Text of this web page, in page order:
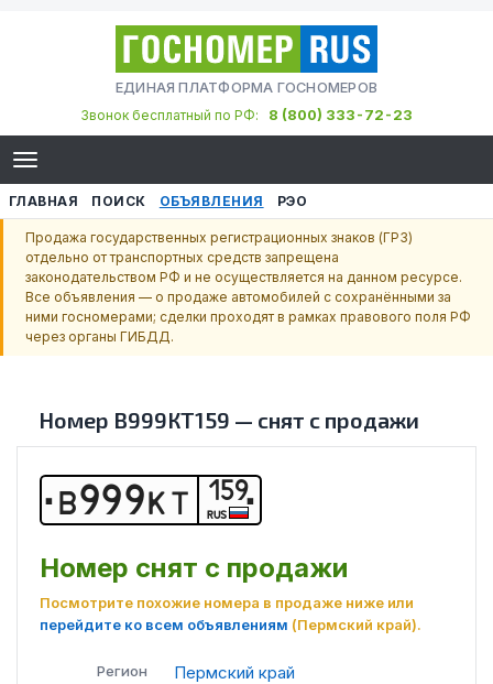
ЕДИНАЯ ПЛАТФОРМА ГОСНОМЕРОВ
Звонок бесплатный по РФ:
8 (800) 333-72-23
ГЛАВНАЯ ПОИСК ОБЪЯВЛЕНИЯ РЭО
Продажа государственных регистрационных знаков (ГРЗ)
отдельно от транспортных средств запрещена
законодательством РФ и не осуществляется на данном ресурсе.
Все объявления — о продаже автомобилей с сохранёнными за
ними госномерами; сделки проходят в рамках правового поля РФ
через органы ГИБДД.
Номер В999КТ159 — снят с продажи
В999К Т 159
RUS
Номер снят с продажи
Посмотрите похожие номера в продаже ниже или
перейдите ко всем объявлениям (Пермский край).
Регион Пермский край